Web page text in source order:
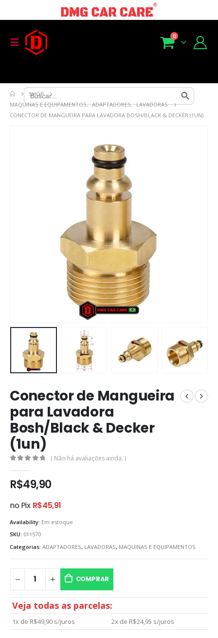
Search
for:
Search Button
0
SHOP
MAQUINAS E EQUIPAMENTOS, ADAPTADORES, LAVADORAS
CONECTOR DE MANGUEIRA PARA LAVADORA BOSH/BLACK & DECKER (1UN)
Conector de Mangueira
para Lavadora
Bosh/Black & Decker
(1un)
( Não há avaliações ainda. )
R$49,90
no Pix R$45,91
Availability: Em estoque
SKU: 011570
Categorias: ADAPTADORES, LAVADORAS, MAQUINAS E EQUIPAMENTOS
COMPRAR
Veja todas as parcelas:
1x de R$49,90 s/juros 2x de R$24,95 s/juros